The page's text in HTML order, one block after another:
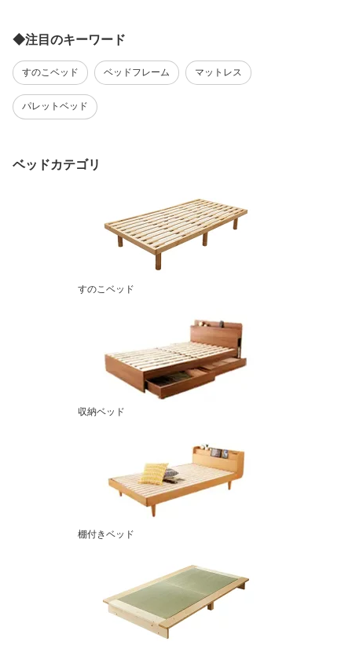
◆注目のキーワード
すのこベッド ベッドフレーム マットレス
パレットベッド
ベッドカテゴリ
すのこベッド
収納ベッド
棚付きベッド